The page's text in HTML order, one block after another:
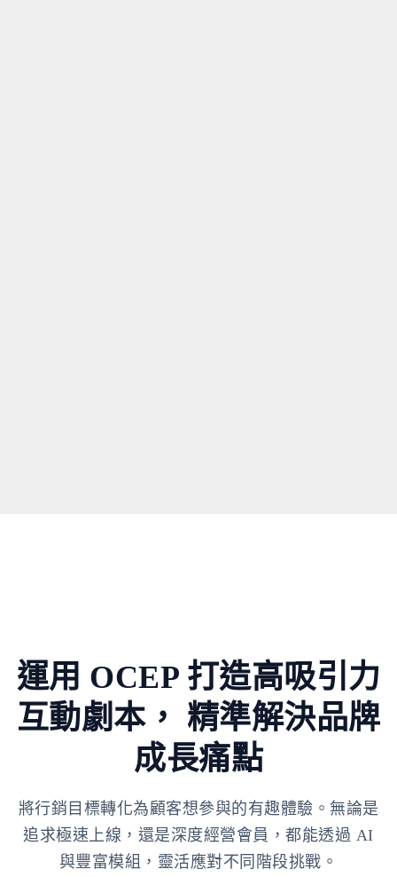
運用 OCEP 打造高吸引力
互動劇本， 精準解決品牌
成長痛點
將行銷目標轉化為顧客想參與的有趣體驗。無論是
追求極速上線，還是深度經營會員，都能透過 AI
與豐富模組，靈活應對不同階段挑戰。